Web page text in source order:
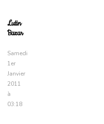
Lutin
Bazar
Samedi
1er
Janvier
2011
à
03:18